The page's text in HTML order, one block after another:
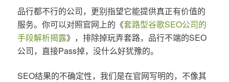
品行都不行的公司，更别指望它能提供真正有价值的
服务。你可以对照官网上的《套路型谷歌SEO公司的
手段解析揭露》，排除掉玩弄套路，品行不端的SEO
公司，直接Pass掉，没什么好犹豫的。
SEO结果的不确定性，我们是在官网写明的，不像其